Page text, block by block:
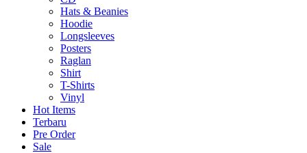
Hats & Beanies
Hoodie
Longsleeves
Posters
Raglan
Shirt
T-Shirts
Vinyl
Hot Items
Terbaru
Pre Order
Sale